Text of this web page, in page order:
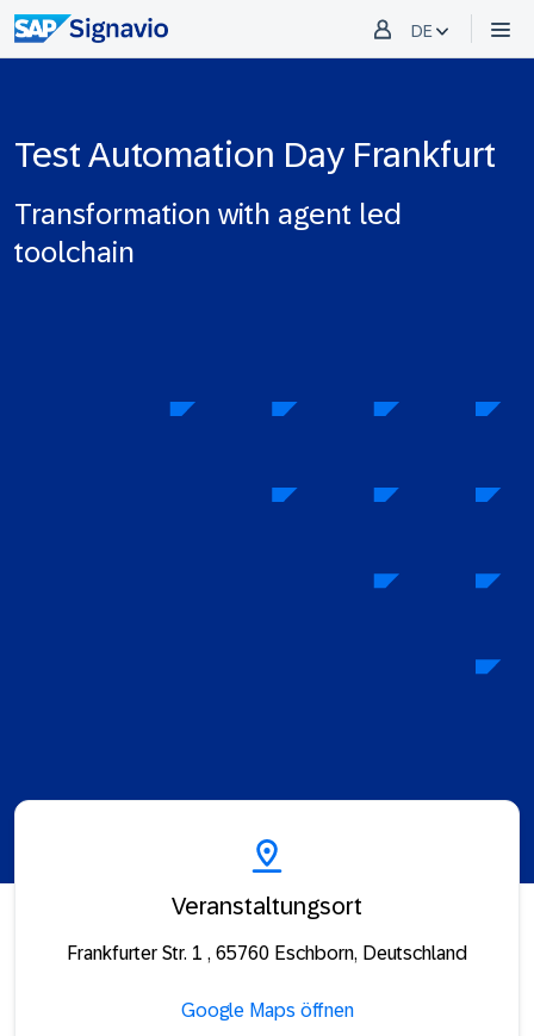
DE
Test Automation Day Frankfurt
Transformation with agent led
toolchain
Veranstaltungsort
Frankfurter Str. 1 , 65760 Eschborn, Deutschland
Google Maps öffnen